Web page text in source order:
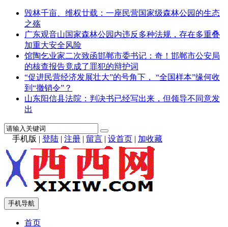
毁林千亩、维权廿载：一座民营国家级森林公园的生态
之殇
广东观音山国家森林公园内违反多种法规，存在多重叠
加重大安全风险
馆陶乞业家二次致函邯郸市委书记：奇！邯郸市公安局
的核查报告竟成了罪犯的辩护词
“促进民营经济发展壮大”的号角下， “全国样本”缘何收
到“撤销令”？
山东阳信县法院：判决书已经写出来，但领导不同意发
出
手机版 | 登陆 | 注册 | 留言 | 设首页 | 加收藏
手机导航
首页